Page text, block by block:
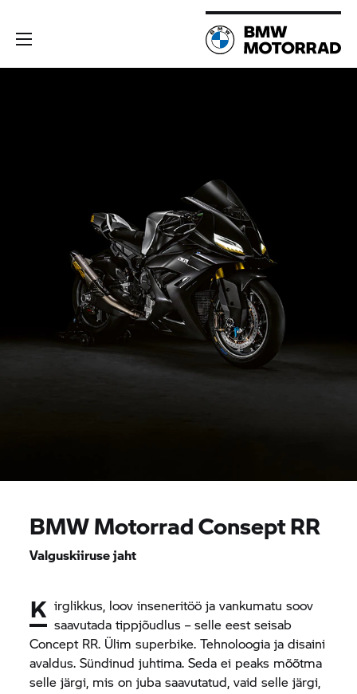
BMW MotorradConsept RR
Valguskiiruse jaht
K irglikkus, loov inseneritöö ja vankumatu soov
saavutada tippjõudlus – selle eest seisab
Concept RR. Ülim superbike. Tehnoloogia ja disaini
avaldus. Sündinud juhtima. Seda ei peaks mõõtma
selle järgi, mis on juba saavutatud, vaid selle järgi,